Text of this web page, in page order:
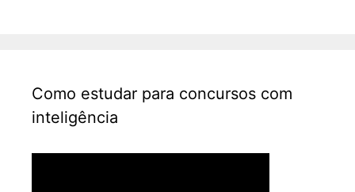
Como estudar para concursos com
inteligência